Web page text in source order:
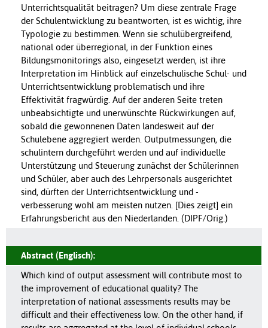
Unterrichtsqualität beitragen? Um diese zentrale Frage
der Schulentwicklung zu beantworten, ist es wichtig, ihre
Typologie zu bestimmen. Wenn sie schulübergreifend,
national oder überregional, in der Funktion eines
Bildungsmonitorings also, eingesetzt werden, ist ihre
Interpretation im Hinblick auf einzelschulische Schul- und
Unterrichtsentwicklung problematisch und ihre
Effektivität fragwürdig. Auf der anderen Seite treten
unbeabsichtigte und unerwünschte Rückwirkungen auf,
sobald die gewonnenen Daten landesweit auf der
Schulebene aggregiert werden. Outputmessungen, die
schulintern durchgeführt werden und auf individuelle
Unterstützung und Steuerung zunächst der Schülerinnen
und Schüler, aber auch des Lehrpersonals ausgerichtet
sind, dürften der Unterrichtsentwicklung und -
verbesserung wohl am meisten nutzen. [Dies zeigt] ein
Erfahrungsbericht aus den Niederlanden. (DIPF/Orig.)
Abstract (Englisch):
Which kind of output assessment will contribute most to
the improvement of educational quality? The
interpretation of national assessments results may be
difficult and their effectiveness low. On the other hand, if